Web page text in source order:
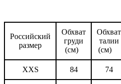
Российский
размер
Обхват
груди
(см)
Обхват
талии
(см)
XXS 84 74